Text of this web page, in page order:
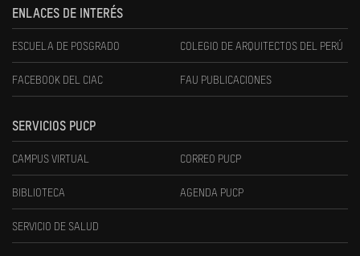
ENLACES DE INTERÉS
ESCUELA DE POSGRADO COLEGIO DE ARQUITECTOS DEL PERÚ
FACEBOOK DEL CIAC FAU PUBLICACIONES
SERVICIOS PUCP
CAMPUS VIRTUAL CORREO PUCP
BIBLIOTECA AGENDA PUCP
SERVICIO DE SALUD